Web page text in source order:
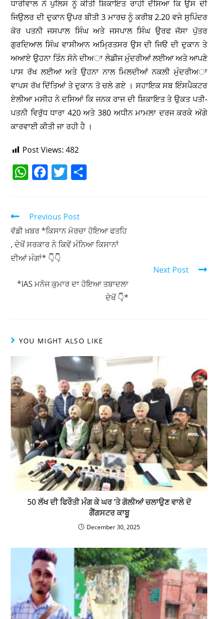
ਧਾਰੀਵਾਲ ਨੇ ਪੁਲਿਸ ਨੂੰ ਕੀਤੀ ਸ਼ਿਕਾਇਤ ਰਾਹੀ ਦੱਸਿਆ ਕਿ ਉਸ ਦੀ
ਜਿਉਲਰ ਦੀ ਦੁਕਾਨ ਉਪਰ ਬੀਤੀ 3 ਮਾਰਚ ਨੂੰ ਕਰੀਬ 2.20 ਵਜੇ ਸੁਪਿੰਦਰ
ਕੋਰ ਪਤਨੀ ਜਸਪਾਲ ਸਿੰਘ ਅਤੇ ਜਸਪਾਲ ਸਿੰਘ ਉਰਫ ਜੱਸਾ ਪੁੱਤਰ
ਗੁਰਦਿਆਲ ਸਿੰਘ ਵਾਸੀਆਨ ਅਮਿ੍ਰਤਸਰ ਉਸ ਦੀ ਜਿੳ ਦੀ ਦੁਕਾਨ ਤੇ
ਅਆਏ ਉਹਨਾ ਤਿੰਨ ਸੋਨੇ ਦੀਅਾ ਲੇਡੀਜ ਮੁੰਦਰੀਆਂ ਲਈਆ ਅਤੇ ਆਪਣੇ
ਪਾਸ ਰੱਖ ਲਈਆ ਅਤੇ ਉਹਨਾ ਨਾਲ ਮਿਲਦੀਆਂ ਨਕਲੀ ਮੁੰਦਰੀਅਾ
ਵਾਪਸ ਰੱਖ ਦਿੱਤਿਆਂ ਤੇ ਦੁਕਾਨ ਤੋ ਚਲੇ ਗਏ । ਸਹਾਇਕ ਸਬ ਇੰਸਪੈਕਟਰ
ਏਲੀਆ ਮਸੀਹ ਨੇ ਦਸਿਆਂ ਕਿ ਜਨਕ ਰਾਜ ਦੀ ਸ਼ਿਕਾਇਤ ਤੇ ਉਕਤ ਪਤੀ-
ਪਤਨੀ ਵਿਰੁੱਧ ਧਾਰਾ 420 ਅਤੇ 380 ਅਧੀਨ ਮਾਮਲਾ ਦਰਜ ਕਰਕੇ ਅੱਗੇ
ਕਾਰਵਾਈ ਕੀਤੀ ਜਾ ਰਹੀ ਹੈ ।
Post Views: 482
W
s
A
p
p
F
e
b
o
o
k
T
er
Previous Post
ਵੱਡੀ ਖ਼ਬਰ *ਕਿਸਾਨ ਮੋਰਚਾ ਹੋਇਆ ਫਤਹਿ
, ਦੇਖੋਂ ਸਰਕਾਰ ਨੇ ਕਿਵੇਂ ਮੰਨਿਆ ਕਿਸਾਨਾਂ
ਦੀਆਂ ਮੰਗਾਂ* 👇👇
Next Post
*IAS ਮਨੋਜ ਕੁਮਾਰ ਦਾ ਹੋਇਆ ਤਬਾਦਲਾ
ਦੇਖੋਂ 👇*
YOU MIGHT ALSO LIKE
50 ਲੱਖ ਦੀ ਫਿਰੌਤੀ ਮੰਗ ਕੇ ਘਰ ’ਤੇ ਗੋਲੀਆਂ ਚਲਾਉਣ ਵਾਲੇ ਦੋ
ਗੈਂਗਸਟਰ ਕਾਬੂ
December 30, 2025